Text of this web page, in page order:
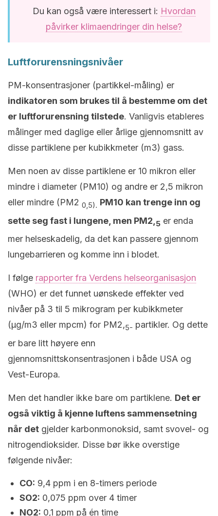
Du kan også være interessert i: Hvordan
påvirker klimaendringer din helse?
Luftforurensningsnivåer
PM-konsentrasjoner (partikkel-måling) er
indikatoren som brukes til å bestemme om det
er luftforurensning tilstede. Vanligvis etableres
målinger med daglige eller årlige gjennomsnitt av
disse partiklene per kubikkmeter (m3) gass.
Men noen av disse partiklene er 10 mikron eller
mindre i diameter (PM10) og andre er 2,5 mikron
eller mindre (PM2 0,5). PM10 kan trenge inn og
sette seg fast i lungene, men PM2, 5 er enda
mer helseskadelig, da det kan passere gjennom
lungebarrieren og komme inn i blodet.
I følge rapporter fra Verdens helseorganisasjon
(WHO) er det funnet uønskede effekter ved
nivåer på 3 til 5 mikrogram per kubikkmeter
(µg/m3 eller mpcm) for PM2,5- partikler. Og dette
er bare litt høyere enn
gjennomsnittskonsentrasjonen i både USA og
Vest-Europa.
Men det handler ikke bare om partiklene. Det er
også viktig å kjenne luftens sammensetning
når det gjelder karbonmonoksid, samt svovel- og
nitrogendioksider. Disse bør ikke overstige
følgende nivåer:
CO: 9,4 ppm i en 8-timers periode
SO2: 0,075 ppm over 4 timer
NO2: 0,1 ppm på én time